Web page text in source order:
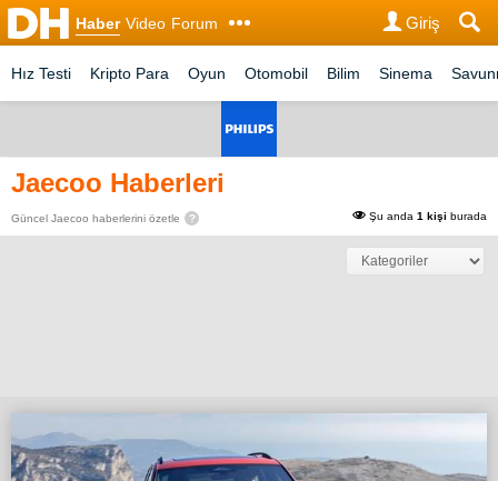
Haber Video Forum Giriş
Hız Testi Kripto Para Oyun Otomobil Bilim Sinema
Jaecoo Haberleri
Güncel Jaecoo haberlerini özetle ? Şu anda 1 kişi burada